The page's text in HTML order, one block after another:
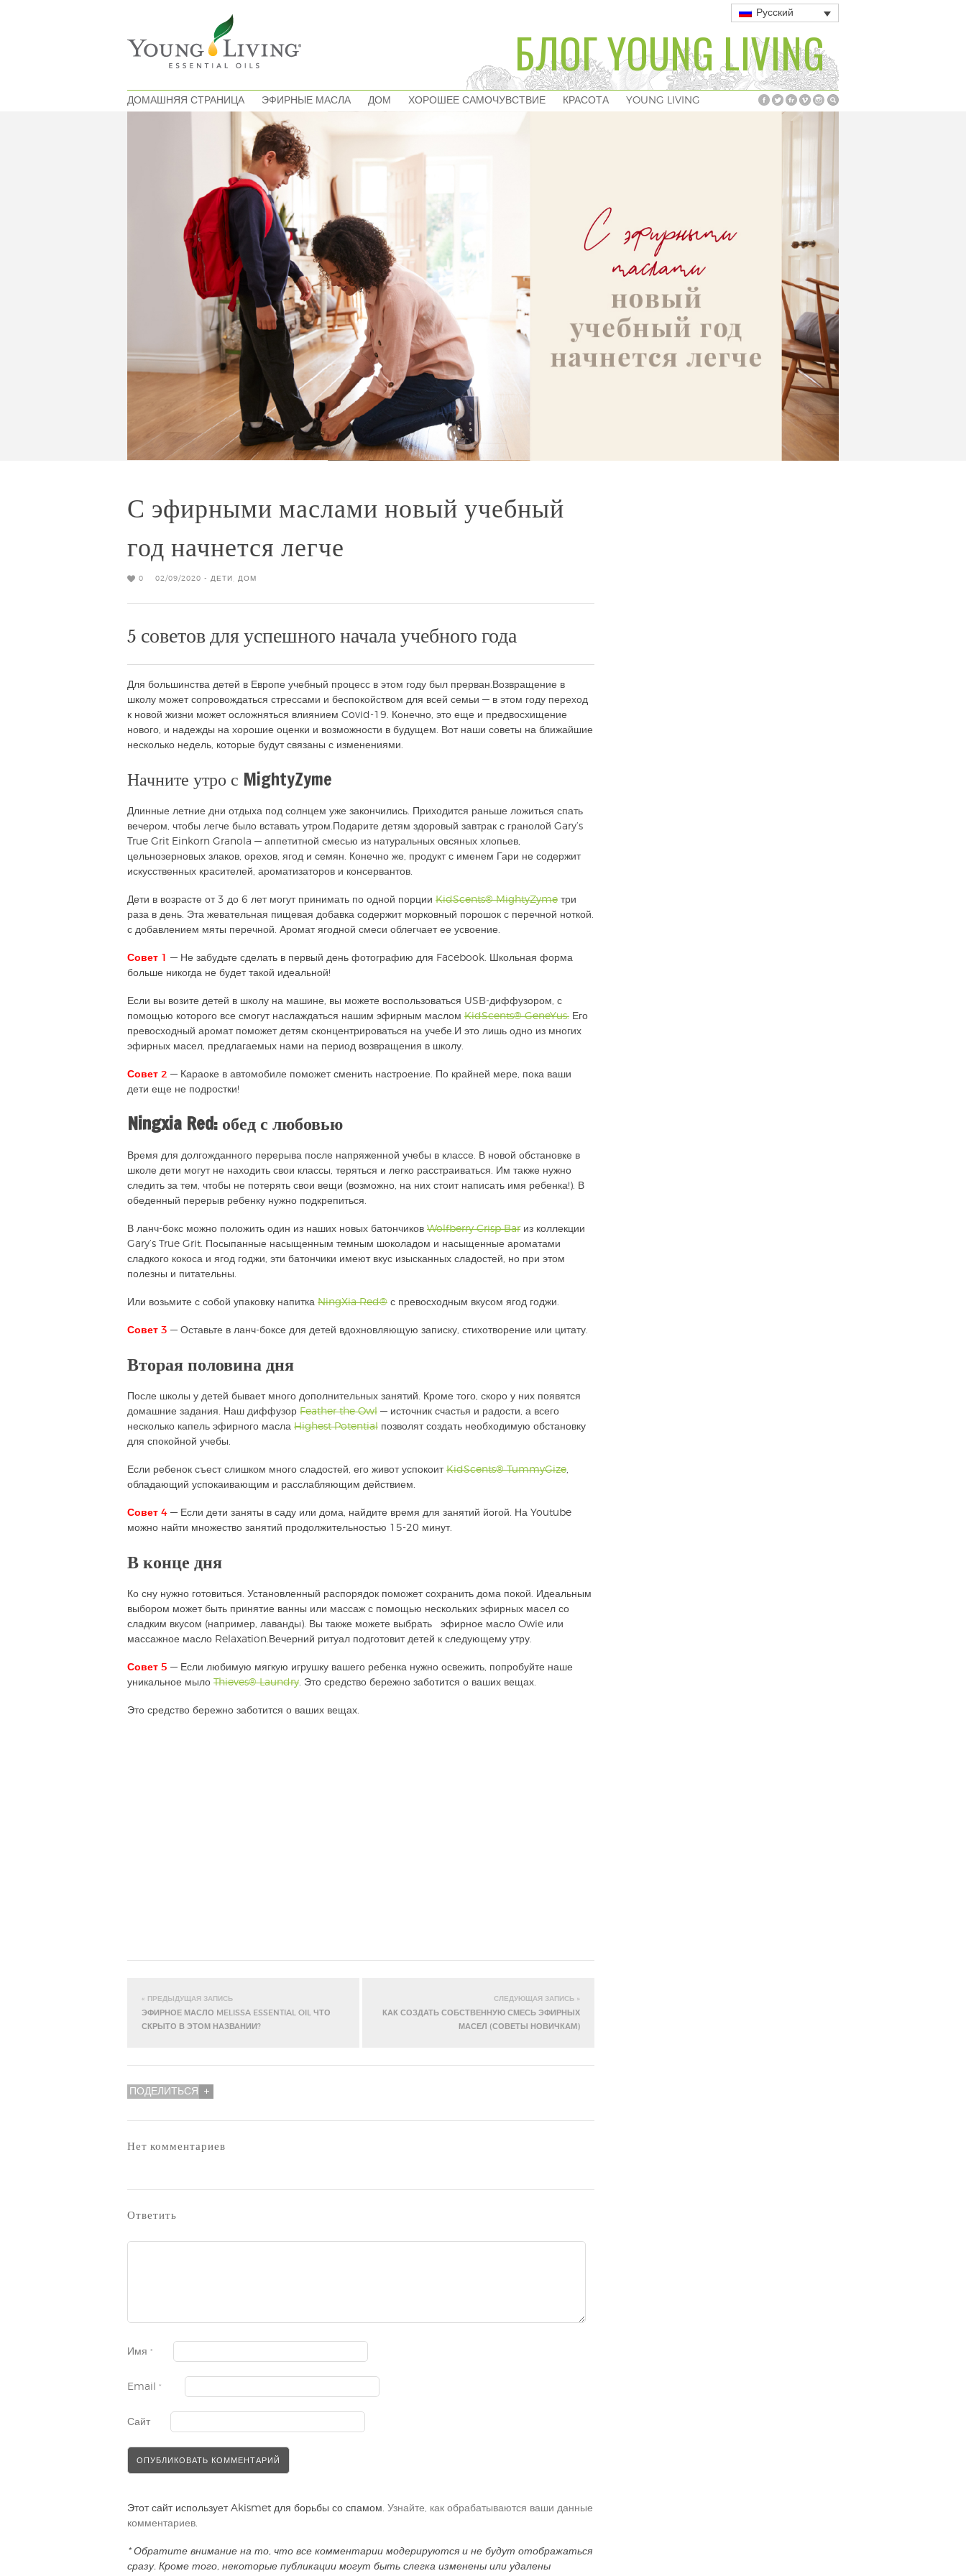
Русский
БЛОГ YOUNG LIVING
ДОМАШНЯЯ СТРАНИЦА ЭФИРНЫЕ МАСЛА ДОМ ХОРОШЕЕ САМОЧУВСТВИЕ КРАСОТА YOUNG LIVING
С эфирными маслами новый учебный
год начнется легче
0 02/09/2020 - ДЕТИ ДОМ
5 советов для успешного начала учебного года
Для большинства детей в Европе учебный процесс в этом году был прерван.Возвращение в
школу может сопровождаться стрессами и беспокойством для всей семьи — в этом году переход
к новой жизни может осложняться влиянием Covid-19. Конечно, это еще и предвосхищение
нового, и надежды на хорошие оценки и возможности в будущем. Вот наши советы на ближайшие
несколько недель, которые будут связаны с изменениями.
Начните утро с MightyZyme
Длинные летние дни отдыха под солнцем уже закончились. Приходится раньше ложиться спать
вечером, чтобы легче было вставать утром.Подарите детям здоровый завтрак с гранолой Gary’s
True Grit Einkorn Granola — аппетитной смесью из натуральных овсяных хлопьев,
цельнозерновых злаков, орехов, ягод и семян. Конечно же, продукт с именем Гари не содержит
искусственных красителей, ароматизаторов и консервантов.
Дети в возрасте от 3 до 6 лет могут принимать по одной порции KidScents® MightyZyme три
раза в день. Эта жевательная пищевая добавка содержит морковный порошок с перечной ноткой.
с добавлением мяты перечной. Аромат ягодной смеси облегчает ее усвоение.
Совет 1
— Не забудьте сделать в первый день фотографию для Facebook. Школьная форма
больше никогда не будет такой идеальной!
Если вы возите детей в школу на машине, вы можете воспользоваться USB-диффузором, с
помощью которого все смогут наслаждаться нашим эфирным маслом KidScents® GeneYus. Его
превосходный аромат поможет детям сконцентрироваться на учебе.И это лишь одно из многих
эфирных масел, предлагаемых нами на период возвращения в школу.
Совет 2 — Караоке в автомобиле поможет сменить настроение. По крайней мере, пока ваши
дети еще не подростки!
Ningxia Red: обед с любовью
Время для долгожданного перерыва после напряженной учебы в классе. В новой обстановке в
школе дети могут не находить свои классы, теряться и легко расстраиваться. Им также нужно
следить за тем, чтобы не потерять свои вещи (возможно, на них стоит написать имя ребенка!). В
обеденный перерыв ребенку нужно подкрепиться.
В ланч-бокс можно положить один из наших новых батончиков Wolfberry Crisp Bar из коллекции
Gary’s True Grit. Посыпанные насыщенным темным шоколадом и насыщенные ароматами
сладкого кокоса и ягод годжи, эти батончики имеют вкус изысканных сладостей, но при этом
полезны и питательны.
Или возьмите с собой упаковку напитка NingXia Red® с превосходным вкусом ягод годжи.
Совет 3 — Оставьте в ланч-боксе для детей вдохновляющую записку, стихотворение или цитату.
Вторая половина дня
После школы у детей бывает много дополнительных занятий. Кроме того, скоро у них появятся
домашние задания. Наш диффузор Feather the Owl — источник счастья и радости, а всего
несколько капель эфирного масла Highest Potential позволят создать необходимую обстановку
для спокойной учебы.
Если ребенок съест слишком много сладостей, его живот успокоит KidScents® TummyGize
обладающий успокаивающим и расслабляющим действием.
Совет 4 — Если дети заняты в саду или дома, найдите время для занятий йогой. На Youtube
можно найти множество занятий продолжительностью 15-20 минут.
В конце дня
Ко сну нужно готовиться. Установленный распорядок поможет сохранить дома покой. Идеальным
выбором может быть принятие ванны или массаж с помощью нескольких эфирных масел со
сладким вкусом (например, лаванды). Вы также можете выбрать эфирное масло Owie или
массажное масло Relaxation.Вечерний ритуал подготовит детей к следующему утру.
Совет 5 — Если любимую мягкую игрушку вашего ребенка нужно освежить, попробуйте наше
уникальное мыло Thieves® Laundry . Это средство бережно заботится о ваших вещах.
Это средство бережно заботится о ваших вещах.
« ПРЕДЫДУЩАЯ ЗАПИСЬ
ЭФИРНОЕ МАСЛО MELISSA ESSENTIAL OIL ЧТО
СКРЫТО В ЭТОМ НАЗВАНИИ?
СЛЕДУЮЩАЯ ЗАПИСЬ »
КАК СОЗДАТЬ СОБСТВЕННУЮ СМЕСЬ ЭФИРНЫХ
МАСЕЛ (СОВЕТЫ НОВИЧКАМ)
ПОДЕЛИТЬСЯ
Нет комментариев
Ответить
Имя *
Email *
Сайт
Этот сайт использует Akismet для борьбы со спамом. Узнайте, как обрабатываются ваши данные
комментариев
* Обратите внимание на то, что все комментарии модерируются и не будут отображаться
сразу. Кроме того, некоторые публикации могут быть слегка изменены или удалены